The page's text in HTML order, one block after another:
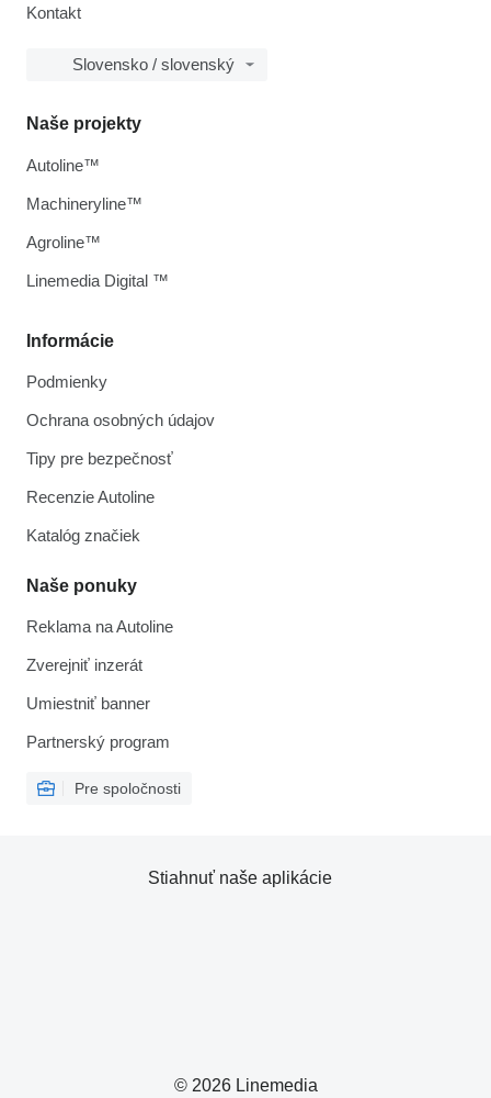
Kontakt
Slovensko / slovenský
Informácie
Podmienky
Ochrana osobných údajov
Tipy pre bezpečnosť
Recenzie Autoline
Katalóg značiek
Naše ponuky
Reklama na Autoline
Zverejniť inzerát
Umiestniť banner
Partnerský program
Pre spoločnosti
Naše projekty
Autoline™
Machineryline™
Agroline™
Linemedia Digital ™
© 2026 Linemedia
Stiahnuť naše aplikácie